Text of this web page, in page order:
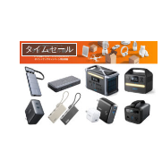
タイムセール